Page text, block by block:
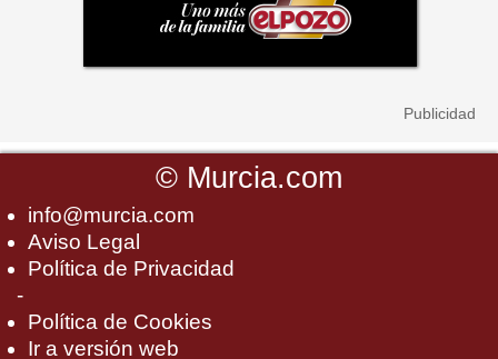
© Murcia.com
info@murcia.com
Aviso Legal
Política de Privacidad
-
Política de Cookies
Ir a versión web